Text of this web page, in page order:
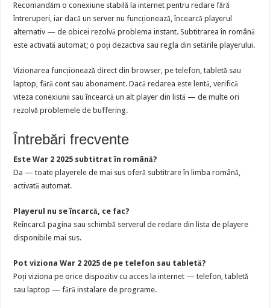
Recomandăm o conexiune stabilă la internet pentru redare fără
întreruperi, iar dacă un server nu funcționează, încearcă playerul
alternativ — de obicei rezolvă problema instant. Subtitrarea în română
este activată automat; o poți dezactiva sau regla din setările playerului.
Vizionarea funcționează direct din browser, pe telefon, tabletă sau
laptop, fără cont sau abonament. Dacă redarea este lentă, verifică
viteza conexiunii sau încearcă un alt player din listă — de multe ori
rezolvă problemele de buffering.
Întrebări frecvente
Este War 2 2025 subtitrat în română?
Da — toate playerele de mai sus oferă subtitrare în limba română,
activată automat.
Playerul nu se încarcă, ce fac?
Reîncarcă pagina sau schimbă serverul de redare din lista de playere
disponibile mai sus.
Pot viziona War 2 2025 de pe telefon sau tabletă?
Poți viziona pe orice dispozitiv cu acces la internet — telefon, tabletă
sau laptop — fără instalare de programe.